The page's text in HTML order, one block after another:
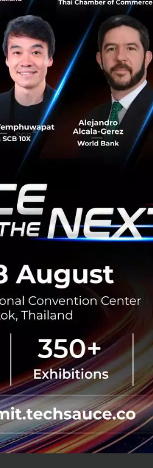
บกล้องวงจรปิดช่วยสอดส่อง ป
เพื่อเพิ่มศักยภาพในการตรวจจั
อมูลที่ได้จากการตรวจวัดสภาพ
ก 12 เขตในกรุงเทพฯ ผ่าน IoT
ได้ ผ่านการเปลี่ยนสี การหุบบ
น่วยงานที่เกี่ยวข้องเข้าใจและเ
แวดล้อมได้อย่างเป็นรูปธรรม
comment